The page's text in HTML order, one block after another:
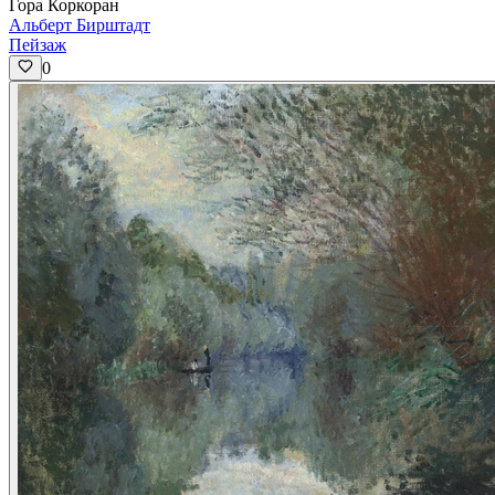
Гора Коркоран
Альберт Бирштадт
Пейзаж
0